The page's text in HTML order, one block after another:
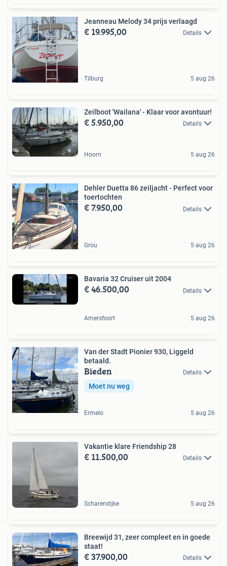
Jeanneau Melody 34 prijs verlaagd
€ 19.995,00 Details
Tilburg 5 aug 26
Zeilboot 'Wailana' - Klaar voor avontuur!
€ 5.950,00 Details
Hoorn 5 aug 26
Dehler Duetta 86 zeiljacht - Perfect voor
toertochten
€ 7.950,00 Details
Grou 5 aug 26
Bavaria 32 Cruiser uit 2004
€ 46.500,00 Details
Amersfoort 5 aug 26
Van der Stadt Pionier 930, Liggeld
betaald.
Bieden Details
Moet nu weg
Ermelo 5 aug 26
Vakantie klare Friendship 28
€ 11.500,00 Details
Scharendijke 5 aug 26
Breewijd 31, zeer compleet en in goede
staat!
€ 37.900,00 Details